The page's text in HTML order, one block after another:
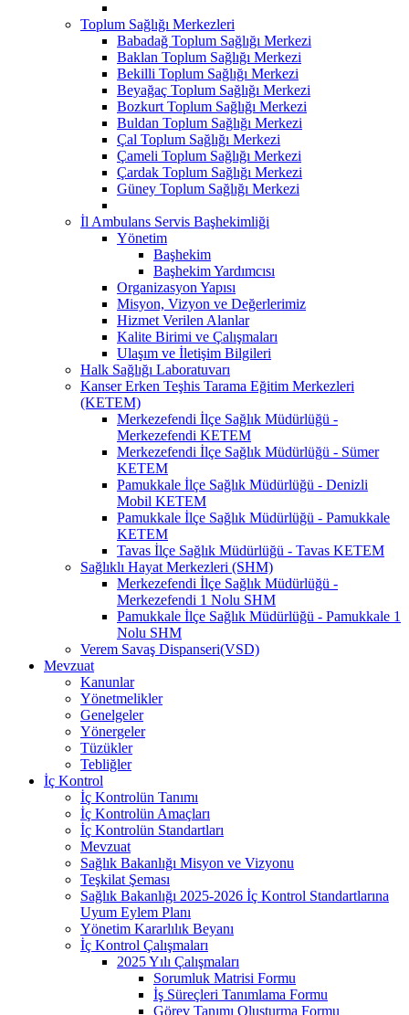
Toplum Sağlığı Merkezleri
Babadağ Toplum Sağlığı Merkezi
Baklan Toplum Sağlığı Merkezi
Bekilli Toplum Sağlığı Merkezi
Beyağaç Toplum Sağlığı Merkezi
Bozkurt Toplum Sağlığı Merkezi
Buldan Toplum Sağlığı Merkezi
Çal Toplum Sağlığı Merkezi
Çameli Toplum Sağlığı Merkezi
Çardak Toplum Sağlığı Merkezi
Güney Toplum Sağlığı Merkezi
İl Ambulans Servis Başhekimliği
Yönetim
Başhekim
Başhekim Yardımcısı
Organizasyon Yapısı
Misyon, Vizyon ve Değerlerimiz
Hizmet Verilen Alanlar
Kalite Birimi ve Çalışmaları
Ulaşım ve İletişim Bilgileri
Halk Sağlığı Laboratuvarı
Kanser Erken Teşhis Tarama Eğitim Merkezleri
(KETEM)
Merkezefendi İlçe Sağlık Müdürlüğü -
Merkezefendi KETEM
Merkezefendi İlçe Sağlık Müdürlüğü - Sümer
KETEM
Pamukkale İlçe Sağlık Müdürlüğü - Denizli
Mobil KETEM
Pamukkale İlçe Sağlık Müdürlüğü - Pamukkale
KETEM
Tavas İlçe Sağlık Müdürlüğü - Tavas KETEM
Sağlıklı Hayat Merkezleri (SHM)
Merkezefendi İlçe Sağlık Müdürlüğü -
Merkezefendi 1 Nolu SHM
Pamukkale İlçe Sağlık Müdürlüğü - Pamukkale 1
Nolu SHM
Verem Savaş Dispanseri(VSD)
Mevzuat
Kanunlar
Yönetmelikler
Genelgeler
Yönergeler
Tüzükler
Tebliğler
İç Kontrol
İç Kontrolün Tanımı
İç Kontrolün Amaçları
İç Kontrolün Standartları
Mevzuat
Sağlık Bakanlığı Misyon ve Vizyonu
Teşkilat Şeması
Sağlık Bakanlığı 2025-2026 İç Kontrol Standartlarına
Uyum Eylem Planı
Yönetim Kararlılık Beyanı
İç Kontrol Çalışmaları
2025 Yılı Çalışmaları
Sorumluk Matrisi Formu
İş Süreçleri Tanımlama Formu
Görev Tanımı Oluşturma Formu